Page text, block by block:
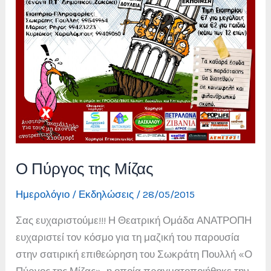
Ο Πύργος της Μίζας
Ημερολόγιο / Εκδηλώσεις /28/05/2015
Σας ευχαριστούμε!!! Η Θεατρική Ομάδα ΑΝΑΤΡΟΠΗ
ευχαριστεί τον κόσμο για τη μαζική του παρουσία
στην σατιρική επιθεώρηση του Σωκράτη Πουλλή «Ο